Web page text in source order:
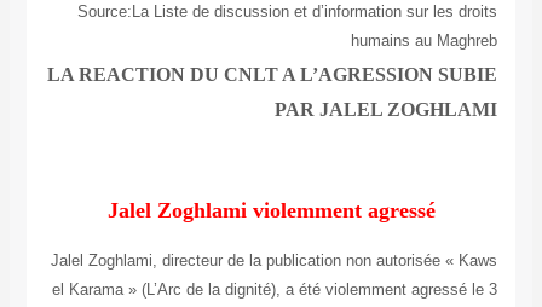
Source:La Liste de discussion et d’information sur les droits
humains au Maghreb
LA REACTION DU CNLT A L’AGRESSION SUBIE
PAR JALEL ZOGHLAMI
Jalel Zoghlami violemment agressé
Jalel Zoghlami, directeur de la publication non autorisée « Kaws
el Karama » (L’Arc de la dignité), a été violemment agressé le 3